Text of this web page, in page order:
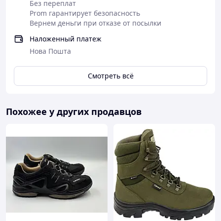
Мы не экономим на Вашем здоровье!
Размерный ряд: от 40 по 47 размер, также доступны в
женских 35-39 размерах
Гарантия 30 дней!
Внимание! Акция!
Без переплат
Prom гарантирует безопасность
Вернем деньги при отказе от посылки
Наложенный платеж
Нова Пошта
Смотреть всё
Похожее у других продавцов